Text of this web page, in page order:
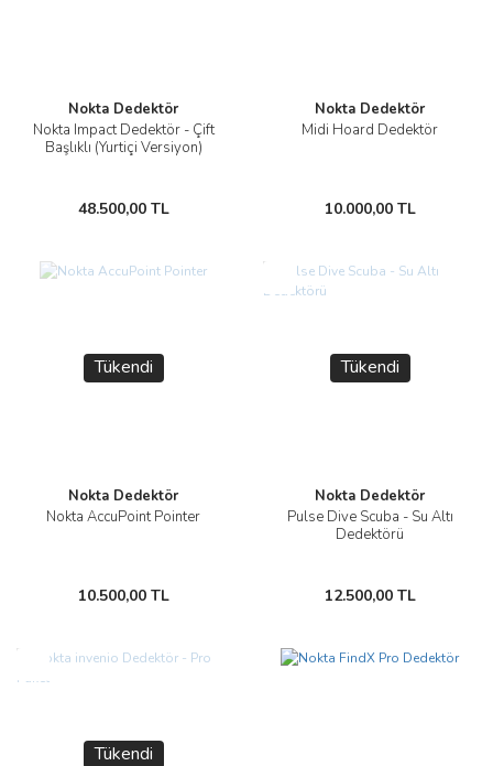
Nokta Dedektör
Nokta Impact Dedektör - Çift
Başlıklı (Yurtiçi Versiyon)
48.500,00 TL
Nokta Dedektör
Midi Hoard Dedektör
10.000,00 TL
Tükendi
Nokta Dedektör
Nokta AccuPoint Pointer
10.500,00 TL
Tükendi
Nokta Dedektör
Pulse Dive Scuba - Su Altı
Dedektörü
12.500,00 TL
Tükendi